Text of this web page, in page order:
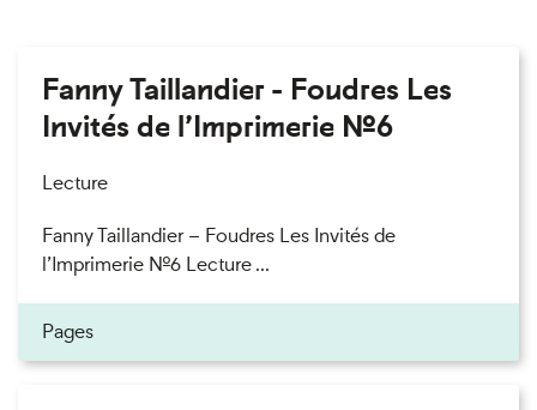
Fanny Taillandier - Foudres Les
Invités de l’Imprimerie n°6
Lecture
Fanny Taillandier – Foudres Les Invités de
l’Imprimerie n°6 Lecture ...
Pages